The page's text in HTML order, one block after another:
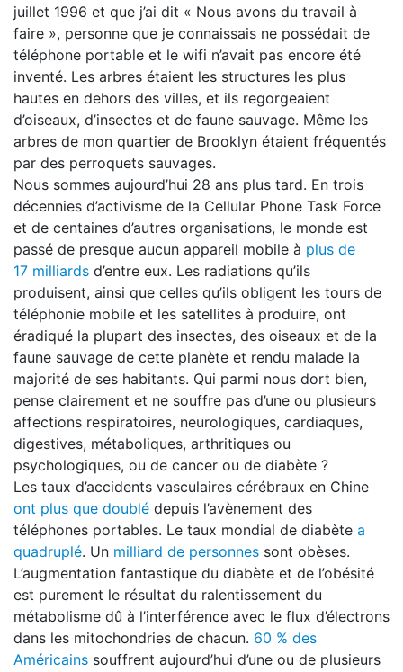
juillet 1996 et que j’ai dit « Nous avons du travail à
faire », personne que je connaissais ne possédait de
téléphone portable et le wifi n’avait pas encore été
inventé. Les arbres étaient les structures les plus
hautes en dehors des villes, et ils regorgeaient
d’oiseaux, d’insectes et de faune sauvage. Même les
arbres de mon quartier de Brooklyn étaient fréquentés
par des perroquets sauvages.
Nous sommes aujourd’hui 28 ans plus tard. En trois
décennies d’activisme de la Cellular Phone Task Force
et de centaines d’autres organisations, le monde est
passé de presque aucun appareil mobile à plus de
17 milliards d’entre eux. Les radiations qu’ils
produisent, ainsi que celles qu’ils obligent les tours de
téléphonie mobile et les satellites à produire, ont
éradiqué la plupart des insectes, des oiseaux et de la
faune sauvage de cette planète et rendu malade la
majorité de ses habitants. Qui parmi nous dort bien,
pense clairement et ne souffre pas d’une ou plusieurs
affections respiratoires, neurologiques, cardiaques,
digestives, métaboliques, arthritiques ou
psychologiques, ou de cancer ou de diabète ?
Les taux d’accidents vasculaires cérébraux en Chine
ont plus que doublé depuis l’avènement des
téléphones portables. Le taux mondial de diabète a
quadruplé. Un milliard de personnes sont obèses.
L’augmentation fantastique du diabète et de l’obésité
est purement le résultat du ralentissement du
métabolisme dû à l’interférence avec le flux d’électrons
dans les mitochondries de chacun. 60 % des
Américains souffrent aujourd’hui d’une ou de plusieurs